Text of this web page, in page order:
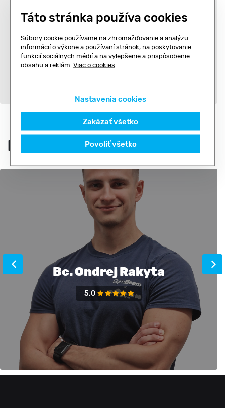
40.00 €
Naši tréneri
Bc. Ondrej Rakyta
5.0
Táto stránka používa cookies
Súbory cookie používame na zhromažďovanie a analýzu
informácií o výkone a používaní stránok, na poskytovanie
funkcií sociálnych médií a na vylepšenie a prispôsobenie
obsahu a reklám. Viac o cookies
Nastavenia cookies
Zakázať všetko
Povoliť všetko